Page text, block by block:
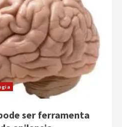
ser ferramenta